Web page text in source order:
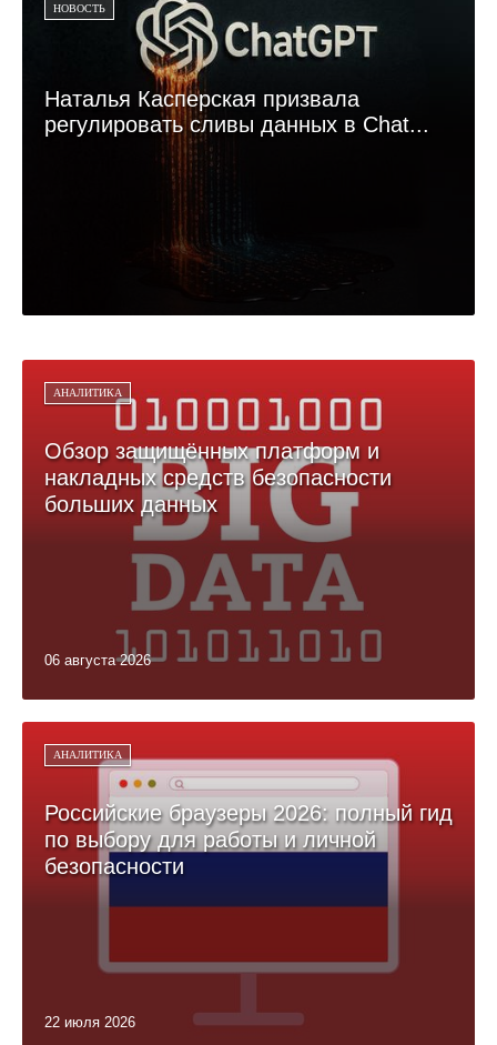
НОВОСТЬ
Наталья Касперская призвала
регулировать сливы данных в Chat...
АНАЛИТИКА
Обзор защищённых платформ и
накладных средств безопасности
больших данных
06 августа 2026
АНАЛИТИКА
Российские браузеры 2026: полный гид
по выбору для работы и личной
безопасности
22 июля 2026